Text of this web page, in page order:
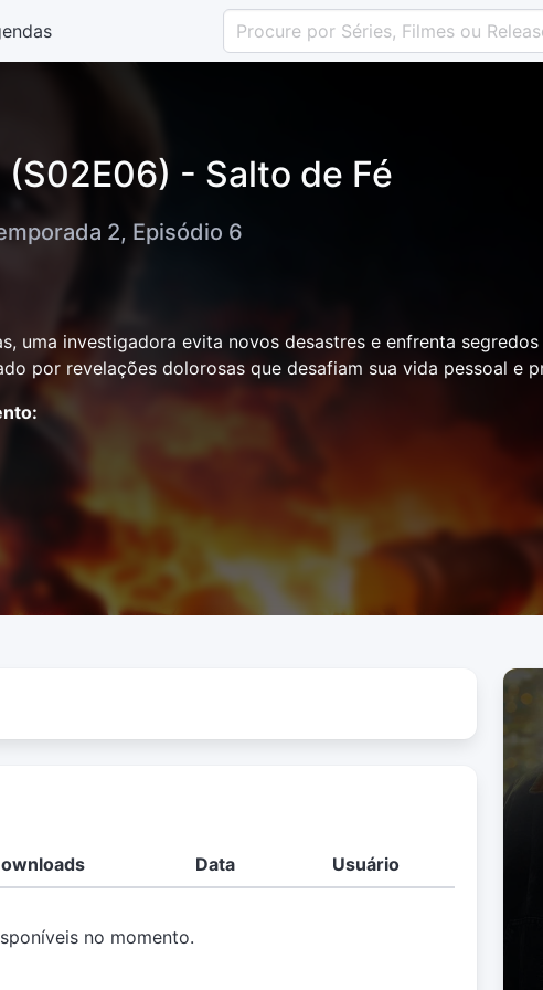
- Salto de Fé
2, Episódio 6
uma investigadora evita novos desastres e enfrenta
por revelações dolorosas que desafiam sua vida pessoal e
Data Usuário
no momento.